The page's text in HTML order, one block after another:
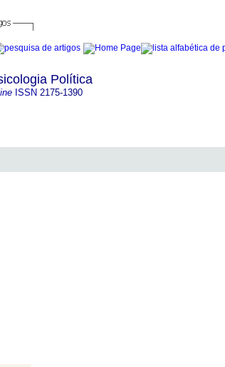
Política
ISSN 2175-1390